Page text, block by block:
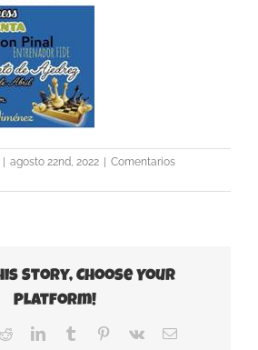
| agosto 22nd, 2022 | Comentarios
Story, Choose Your
Platform!
RedditLinkedInTumblr Pinterest
Vk
Correo